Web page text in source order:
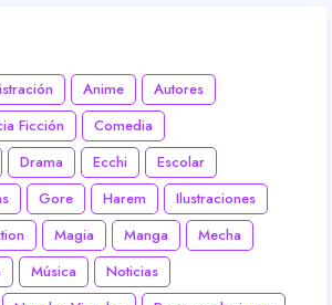
Anime
Autores
Ficción
Comedia
Drama Ecchi
Escolar
Gore Harem
Ilustraciones
Magia Manga
Mecha
Música
Noticias